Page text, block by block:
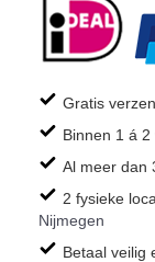
Gratis
Binnen 1 á
Al meer dan
2 fysieke
Nijmegen
Betaal veilig